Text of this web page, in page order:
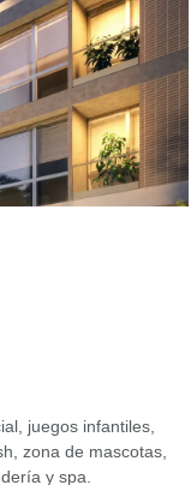
juegos infantiles,
zona de mascotas,
y spa.